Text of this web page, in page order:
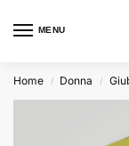
MENU
Home / Donna /